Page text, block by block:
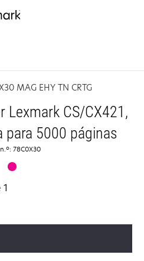
MAG EHY TN CRTG
Lexmark CS/CX421,
para 5000 páginas
78C0X30